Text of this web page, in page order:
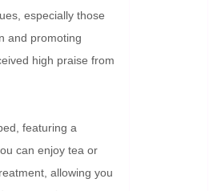
especially those
and promoting
high praise from
featuring a
can enjoy tea or
allowing you